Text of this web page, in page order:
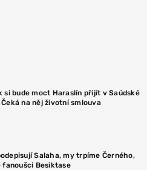
si bude moct Haraslín přijít v Saúdské
na něj životní smlouva
Salaha, my trpíme Černého,
fanoušci Besiktase